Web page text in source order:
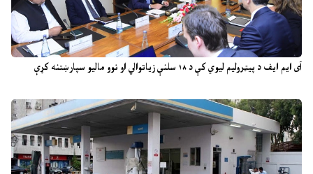
آی ایم ایف د پیټرولیم لیوي کې د ۱۸ سلنې زیاتوالي او نوو مالیو سپارښتنه کړې